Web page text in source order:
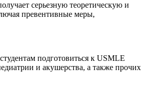
серьезную теоретическую и
превентивные меры,
подготовиться к USMLE
и акушерства, а также прочих